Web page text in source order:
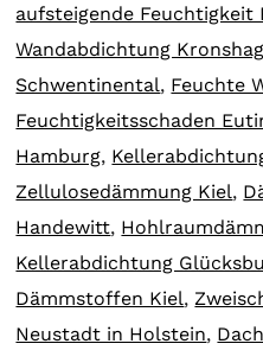
aufsteigende
Wandabdichtung
Schwentinental, Feuchte
Feuchtigkeitsschaden
Hamburg,
Zellulosedämmung Kiel,
Handewitt,
Kellerabdichtung
Dämmstoffen Kiel,
Neustadt in Holstein,